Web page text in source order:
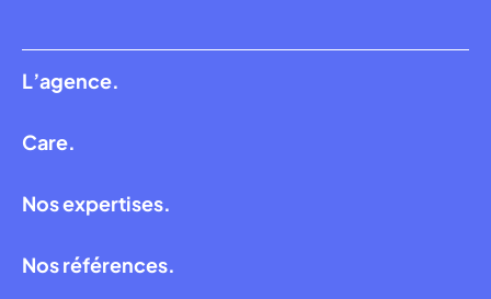
L’agence.
Care.
Nos expertises.
Nos références.